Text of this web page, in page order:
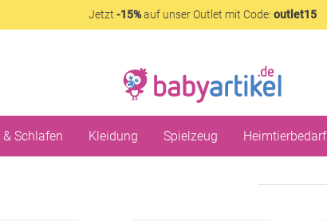
Jetzt -15%auf unser Outlet mit Code: outlet15
Schlafen Kleidung Spielzeug Heimtierbedarf